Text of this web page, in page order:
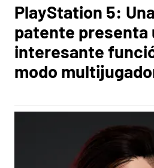
PlayStation 5:
patente presenta
interesante
modo